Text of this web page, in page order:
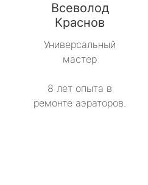
Всеволод
Краснов
Универсальный
мастер
8 лет опыта в
ремонте аэраторов.